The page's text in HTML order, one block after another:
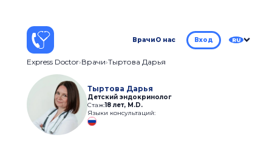
ВрачиО нас Вход RU
Express Doctor Врачи Тыртова Дарья
Тыртова Дарья
Детский эндокринолог
Стаж:18 лет, M.D.
Языки консультаций: